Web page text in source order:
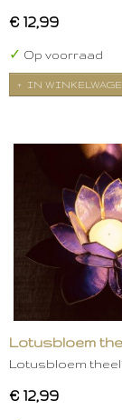
€ 12,99
✓ Op voorraad
IN
Lotusbloem
Lotusbloem
€ 12,99